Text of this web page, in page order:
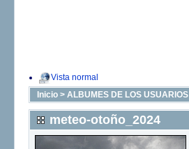
Vista normal
Inicio > ALBUMES DE LOS USUARIOS
meteo-otoño_2024